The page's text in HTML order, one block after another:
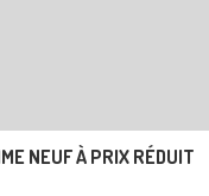
NEUF À PRIX RÉDUIT